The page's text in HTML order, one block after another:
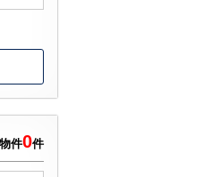
件0件